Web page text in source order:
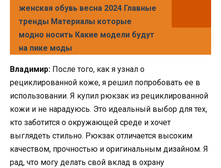
женская обувь весна 2024 Главные
тренды Материалы которые
модно носить Какие модели будут
на пике моды
Владимир: После того, как я узнал о
рециклированной коже, я решил попробовать ее в
использовании. Я купил рюкзак из рециклированной
кожи и не нарадуюсь. Это идеальный выбор для тех,
кто заботится о окружающей среде и хочет
выглядеть стильно. Рюкзак отличается высоким
качеством, прочностью и оригинальным дизайном. Я
рад, что могу делать свой вклад в охрану